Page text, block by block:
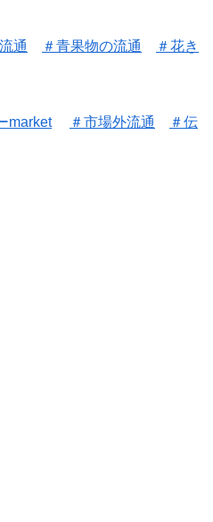
通 ＃青果物の流通
＃花き
market ＃市場外流通 ＃伝